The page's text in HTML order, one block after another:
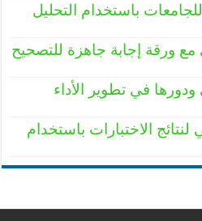
للجامعات باستخدام التحليل
مع ورقة إجابة جاهزة للتصحيح
ودورها في تطوير الأداء
الاختبارات باستخدام